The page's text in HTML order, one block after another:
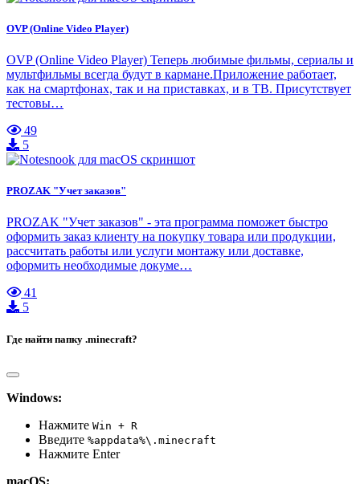
OVP (Online Video Player)
OVP (Online Video Player) Теперь любимые фильмы, сериалы и
мультфильмы всегда будут в кармане.Приложение работает,
как на смартфонах, так и на приставках, и в ТВ. Присутствует
тестовы…
49
5
PROZAK "Учет заказов"
PROZAK "Учет заказов" - эта программа поможет быстро
оформить заказ клиенту на покупку товара или продукции,
рассчитать работы или услуги монтажу или доставке,
оформить необходимые докуме…
41
5
Где найти папку .minecraft?
Windows:
Нажмите Win + R
Введите %appdata%\.minecraft
Нажмите Enter
macOS: